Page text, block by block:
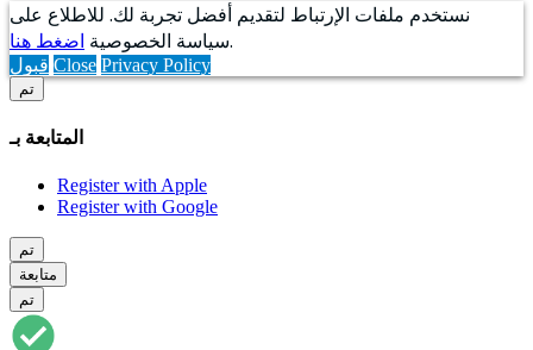
نستخدم ملفات الإرتباط لتقديم أفضل تجربة لك. للاطلاع على
سياسة الخصوصية اضغط هنا .
قبول Close Privacy Policy
تم
المتابعة بـ
Register with Apple
Register with Google
تم
متابعة
تم